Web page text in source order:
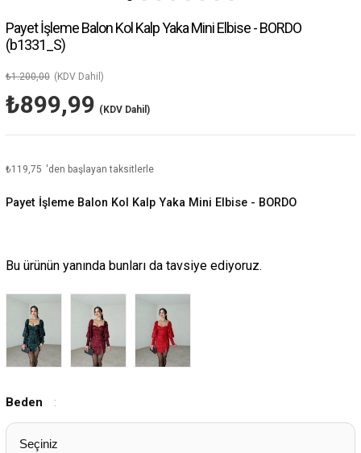
Payet İşleme Balon Kol Kalp Yaka Mini Elbise - BORDO
(b1331_S)
₺1.200,00 (KDV Dahil)
₺899,99 (KDV Dahil)
₺119,75 'den başlayan taksitlerle
Payet İşleme Balon Kol Kalp Yaka Mini Elbise - BORDO
Bu ürünün yanında bunları da tavsiye ediyoruz.
Beden :